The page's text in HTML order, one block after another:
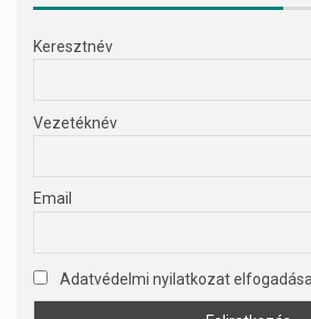
Keresztnév
Vezetéknév
Email
Adatvédelmi nyilatkozat elfogadása